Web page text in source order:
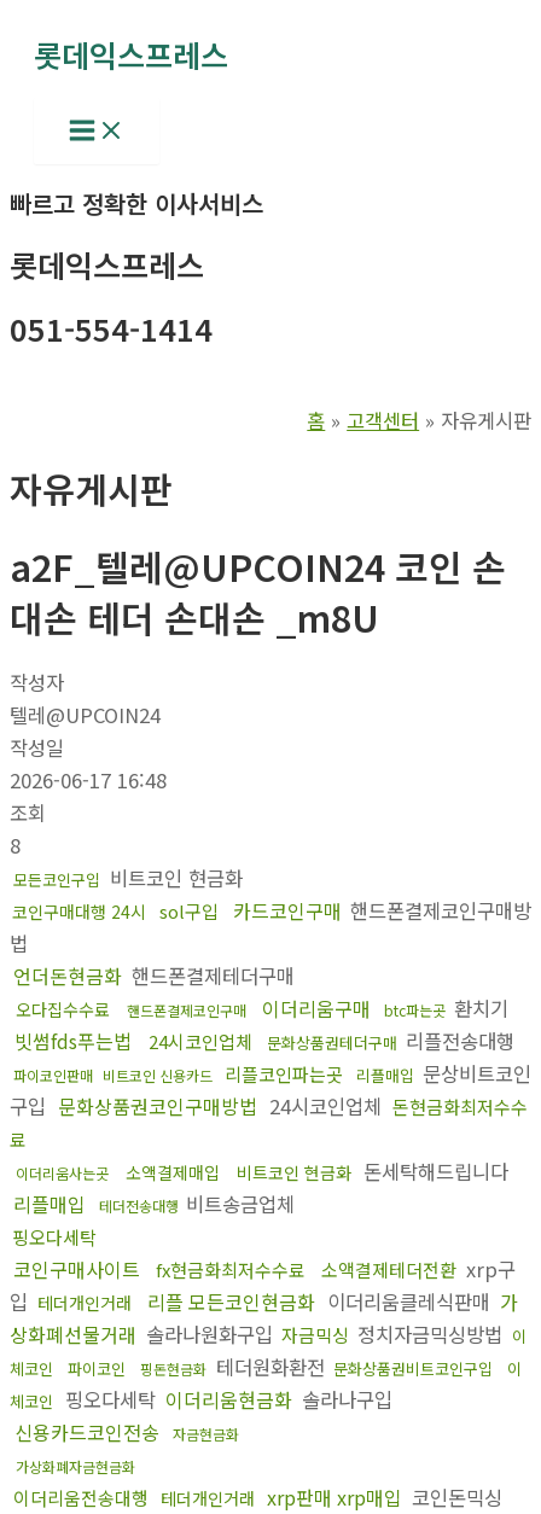
너
뛰
기
롯데익스프레스
Main
Menu
빠르고 정확한 이사서비스
롯데익스프레스
051-554-1414
홈 고객센터 자유게시판
자유게시판
a2F_텔레@UPCOIN24 코인 손
대손 테더 손대손 _m8U
작성자
텔레@UPCOIN24
작성일
2026-06-17 16:48
조회
8
모든코인구입 비트코인 현금화
코인구매대행 24시 sol구입 카드코인구매 핸드폰결제코인구매방
법
언더돈현금화 핸드폰결제테더구매
오다집수수료 핸드폰결제코인구매 이더리움구매 btc파는곳 환치기
빗썸fds푸는법
24시코인업체 문화상품권테더구매 리플전송대행
파이코인판매 비트코인 신용카드 리플코인파는곳 리플매입 문상비트코인
구입 문화상품권코인구매방법 24시코인업체 돈현금화최저수수
료
이더리움사는곳 소액결제매입 비트코인 현금화 돈세탁해드립니다
리플매입
테더전송대행 비트송금업체
핑오다세탁
코인구매사이트 fx현금화최저수수료 소액결제테더전환 xrp구
입 테더개인거래 리플 모든코인현금화 이더리움클레식판매 가
상화폐선물거래 솔라나원화구입 자금믹싱 정치자금믹싱방법 이
체코인
파이코인 핑돈현금화 테더원화환전 문화상품권비트코인구입
이
체코인
핑오다세탁 이더리움현금화 솔라나구입
신용카드코인전송
자금현금화
가상화폐자금현금화
이더리움전송대행 테더개인거래 xrp판매 xrp매입 코인돈믹싱